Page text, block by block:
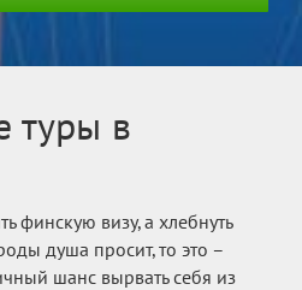
туры в
финскую визу, а хлебнуть
душа просит, то это –
шанс вырвать себя из